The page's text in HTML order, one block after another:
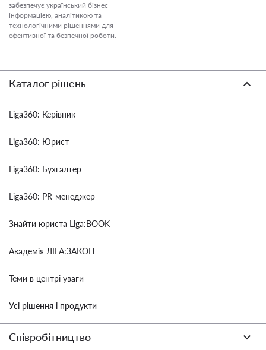
забезпечує український бізнес
інформацією, аналітикою та
технологічними рішеннями для
ефективної та безпечної роботи.
Каталог рішень
Liga360: Керівник
Liga360: Юрист
Liga360: Бухгалтер
Liga360: PR-менеджер
Знайти юриста Liga:BOOK
Академія ЛІГА:ЗАКОН
Теми в центрі уваги
Усі рішення і продукти
Співробітництво